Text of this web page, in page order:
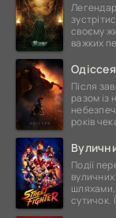
своєму
важких
Одіссея
Після
разом із
років
Події
шляхами,
сутичок.